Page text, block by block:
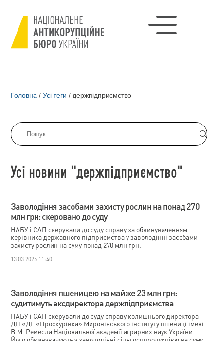
Головна / Усі теги / держпідприємство
Усі новини "держпідприємство"
Заволодіння засобами захисту рослин на понад 270
млн грн: скеровано до суду
НАБУ і САП скерували до суду справу за обвинуваченням
керівника державного підприємства у заволодінні засобами
захисту рослин на суму понад 270 млн грн.
13.03.2025 11:40
Заволодіння пшеницею на майже 23 млн грн:
судитимуть ексдиректора держпідприємства
НАБУ і САП скерували до суду справу колишнього директора
ДП «ДГ «Проскурівка» Миронівського інституту пшениці імені
В.М. Ремесла Національної академії аграрних наук України.
Його обвинувачують у заволодінні сільгосппродукцією на суму